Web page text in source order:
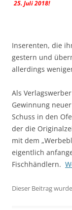
25. Juli 2018!
Inserenten, die
gestern und
allerdings
Als
Gewinnung
Schuss in den
der die
mit dem
eigentlich
Fischhändlern.
Dieser Beitrag